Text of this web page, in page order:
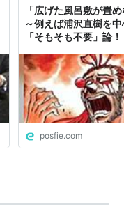
「広げた風呂敷が畳
～例えば浦沢直樹を
「そもそも不要」論
posfie.com